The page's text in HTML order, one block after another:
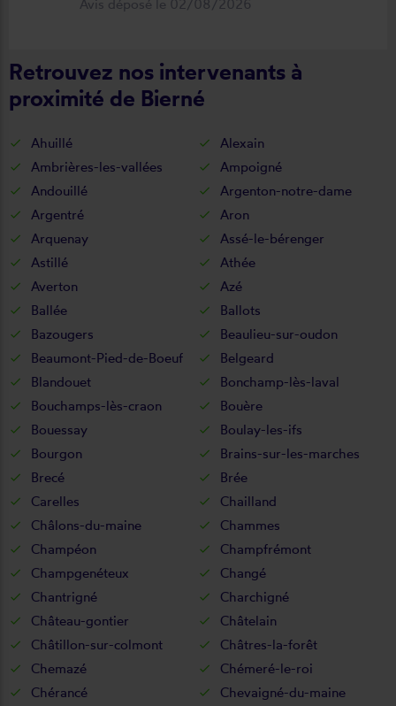
de la pose je recommande ????
Avis déposé le 02/08/2026
Retrouvez nos intervenants à
proximité de Bierné
Ahuillé
Alexain
Ambrières-les-vallées
Ampoigné
Andouillé
Argenton-notre-dame
Argentré
Aron
Arquenay
Assé-le-bérenger
Astillé
Athée
Averton
Azé
Ballée
Ballots
Bazougers
Beaulieu-sur-oudon
Beaumont-Pied-de-Boeuf
Belgeard
Blandouet
Bonchamp-lès-laval
Bouchamps-lès-craon
Bouère
Bouessay
Boulay-les-ifs
Bourgon
Brains-sur-les-marches
Brecé
Brée
Carelles
Chailland
Châlons-du-maine
Chammes
Champéon
Champfrémont
Champgenéteux
Changé
Chantrigné
Charchigné
Château-gontier
Châtelain
Châtillon-sur-colmont
Châtres-la-forêt
Chemazé
Chémeré-le-roi
Chérancé
Chevaigné-du-maine